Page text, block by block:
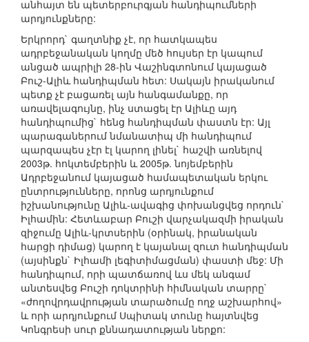
անհայտ են պետերբուրգյան հանդիպումների
արդյունքները:
Երկրորդ` գաղտնիք չէ, որ հատկապես
ադրբեջանական կողմը մեծ հույսեր էր կապում
անցած ապրիլի 28-ին Վաշինգտոնում կայացած
Բուշ-Ալիև հանդիպման հետ: Սակայն իրականում
պետք չէ բացառել այն հանգամանքը, որ
առավելագույնը, ինչ ստացել էր Ալիևը այդ
հանդիպումից` հենց հանդիպման փաստն էր: Այլ
պարագաներում նմանատիպ մի հանդիպում
պարզապես չէր էլ կարող լինել` հաշվի առնելով
2003թ. հոկտեմբերին և 2005թ. նոյեմբերին
Ադրբեջանում կայացած համապետական երկու
ընտրությունները, որոնց արդյունքում
իշխանությունը Ալիև-ավագից փոխանցվեց որդուն`
Իլհամին: Հետևաբար Բուշի վարչակազմի իրական
զիջումը Ալիև-կրտսերին (օրինակ, իրանական
հարցի դիմաց) կարող է կայանալ զուտ հանդիպման
(այսինքն` Իլհամի լեգիտիմացման) փաստի մեջ: Մի
հանդիպում, որի պատճառով ևս մեկ անգամ
անտեսվեց Բուշի դոկտրինի հիմնական տարրը`
«ժողովրդավրության տարածումը ողջ աշխարհով»
և որի արդյունքում Սպիտակ տունը հայտնվեց
Կոնգրեսի սուր քննադատության ներքո: